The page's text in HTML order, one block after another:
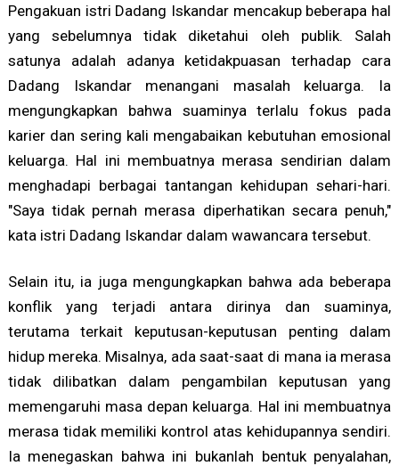
Pengakuan istri Dadang Iskandar mencakup beberapa hal
yang sebelumnya tidak diketahui oleh publik. Salah
satunya adalah adanya ketidakpuasan terhadap cara
Dadang Iskandar menangani masalah keluarga. Ia
mengungkapkan bahwa suaminya terlalu fokus pada
karier dan sering kali mengabaikan kebutuhan emosional
keluarga. Hal ini membuatnya merasa sendirian dalam
menghadapi berbagai tantangan kehidupan sehari-hari.
"Saya tidak pernah merasa diperhatikan secara penuh,"
kata istri Dadang Iskandar dalam wawancara tersebut.
Selain itu, ia juga mengungkapkan bahwa ada beberapa
konflik yang terjadi antara dirinya dan suaminya,
terutama terkait keputusan-keputusan penting dalam
hidup mereka. Misalnya, ada saat-saat di mana ia merasa
tidak dilibatkan dalam pengambilan keputusan yang
memengaruhi masa depan keluarga. Hal ini membuatnya
merasa tidak memiliki kontrol atas kehidupannya sendiri.
Ia menegaskan bahwa ini bukanlah bentuk penyalahan,